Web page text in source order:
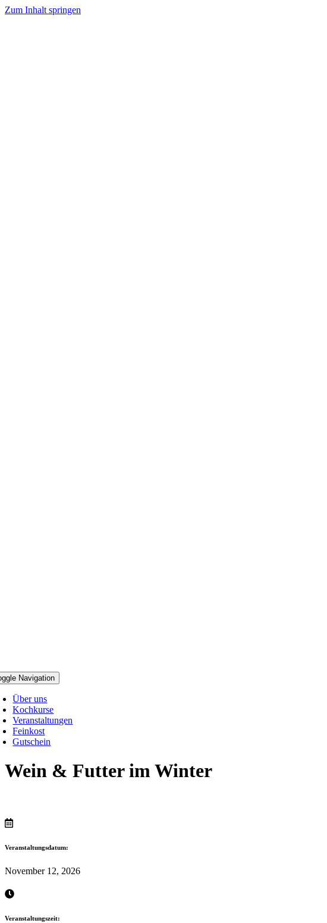
Zum Inhalt springen
Navigation
Über uns
Kochkurse
Veranstaltungen
Feinkost
Gutschein
Wein & Futter im Winter
Veranstaltungsdatum:
November 12, 2026
Veranstaltungszeit: